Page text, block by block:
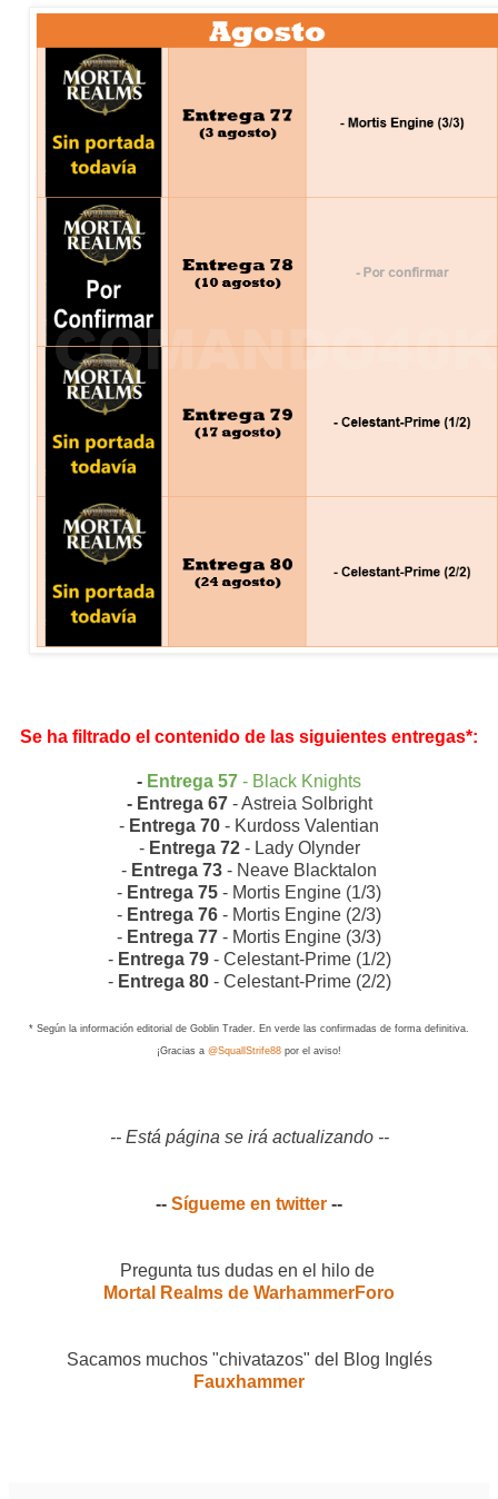
Se ha filtrado el contenido de las siguientes entregas*:
- Entrega 57 - Black Knights
- Entrega 67- Astreia Solbright
- Entrega 70 - Kurdoss Valentian
- Entrega 72- Lady Olynder
- Entrega 73 - Neave Blacktalon
- Entrega 75 - Mortis Engine (1/3)
- Entrega 76 - Mortis Engine (2/3)
- Entrega 77 - Mortis Engine (3/3)
- Entrega 79- Celestant-Prime (1/2)
- Entrega 80- Celestant-Prime (2/2)
* Según la información editorial de Goblin Trader. En verde las confirmadas de forma definitiva.
¡Gracias a @SquallStrife88 por el aviso!
-- Está página se irá actualizando --
-- Sígueme en twitter --
Pregunta tus dudas en el hilo de
Mortal Realms de WarhammerForo
Sacamos muchos "chivatazos" del Blog Inglés
Fauxhammer